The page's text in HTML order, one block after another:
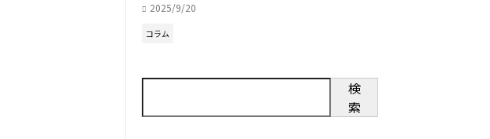
2025/9/20
コラム
検
索